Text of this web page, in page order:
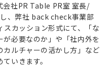
会社PR Table PR室 室長/
、弊社 back check事業部
スカッション形式にて、「な
必要なのか」や「社内外を
ルチャーの活かし方」など
いきます。